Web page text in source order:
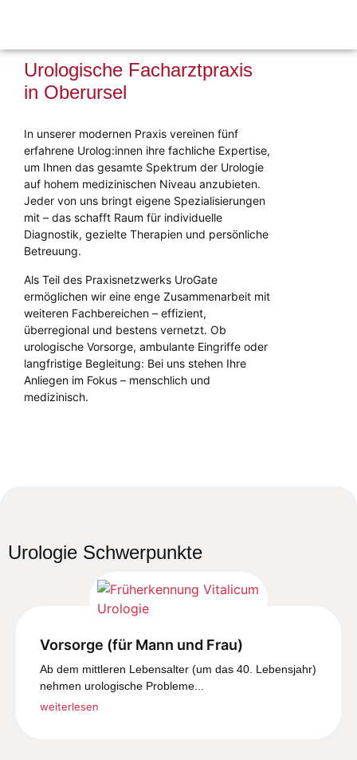
Urologische Facharztpraxis
in Oberursel
In unserer modernen Praxis vereinen fünf
erfahrene Urolog:innen ihre fachliche Expertise,
um Ihnen das gesamte Spektrum der Urologie
auf hohem medizinischen Niveau anzubieten.
Jeder von uns bringt eigene Spezialisierungen
mit – das schafft Raum für individuelle
Diagnostik, gezielte Therapien und persönliche
Betreuung.
Als Teil des Praxisnetzwerks UroGate
ermöglichen wir eine enge Zusammenarbeit mit
weiteren Fachbereichen – effizient,
überregional und bestens vernetzt. Ob
urologische Vorsorge, ambulante Eingriffe oder
langfristige Begleitung: Bei uns stehen Ihre
Anliegen im Fokus – menschlich und
medizinisch.
Urologie Schwerpunkte
Vorsorge (für Mann und Frau)
Ab dem mittleren Lebensalter (um das 40. Lebensjahr)
nehmen urologische Probleme...
weiterlesen